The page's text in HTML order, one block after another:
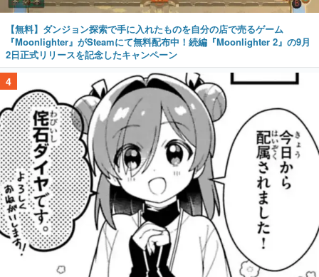
【無料】ダンジョン探索で手に入れたものを自分の店で売るゲーム
『Moonlighter』がSteamにて無料配布中！続編『Moonlighter 2』の9月
2日正式リリースを記念したキャンペーン
4